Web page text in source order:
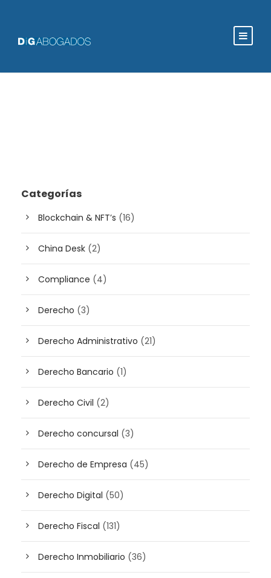
Categorías
Blockchain & NFT’s (16)
China Desk (2)
Compliance (4)
Derecho (3)
Derecho Administrativo (21)
Derecho Bancario (1)
Derecho Civil (2)
Derecho concursal (3)
Derecho de Empresa (45)
Derecho Digital (50)
Derecho Fiscal (131)
Derecho Inmobiliario (36)